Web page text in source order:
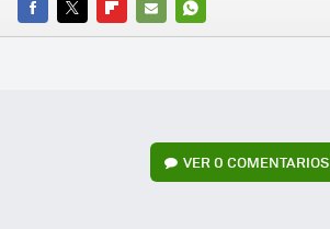
FACEBOOK
TWITTERFLIPBOARD
E-
WHATSAPP
VER0 COMENTARIOS